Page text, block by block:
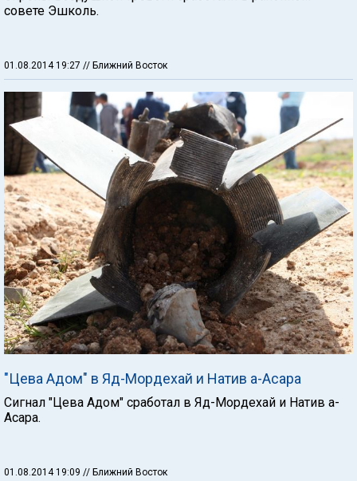
совете Эшколь.
01.08.2014 19:27 // Ближний Восток
"Цева Адом" в Яд-Мордехай и Натив а-Асара
Сигнал "Цева Адом" сработал в Яд-Мордехай и Натив а-
Асара.
01.08.2014 19:09 // Ближний Восток